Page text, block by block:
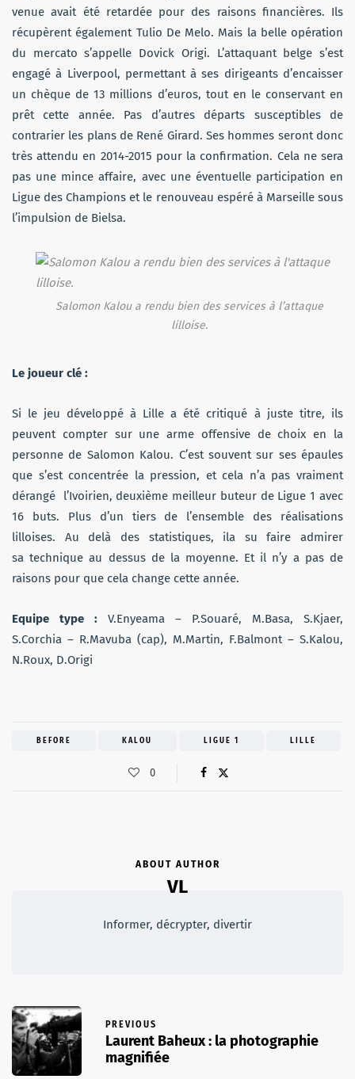
venue avait été retardée pour des raisons financières. Ils
récupèrent également Tulio De Melo. Mais la belle opération
du mercato s’appelle Dovick Origi. L’attaquant belge s’est
engagé à Liverpool, permettant à ses dirigeants d’encaisser
un chèque de 13 millions d’euros, tout en le conservant en
prêt cette année. Pas d’autres départs susceptibles de
contrarier les plans de René Girard. Ses hommes seront donc
très attendu en 2014-2015 pour la confirmation. Cela ne sera
pas une mince affaire, avec une éventuelle participation en
Ligue des Champions et le renouveau espéré à Marseille sous
l’impulsion de Bielsa.
Salomon Kalou a rendu bien des services à l’attaque
lilloise.
Le joueur clé :
Si le jeu développé à Lille a été critiqué à juste titre, ils
peuvent compter sur une arme offensive de choix en la
personne de Salomon Kalou. C’est souvent sur ses épaules
que s’est concentrée la pression, et cela n’a pas vraiment
dérangé l’Ivoirien, deuxième meilleur buteur de Ligue 1 avec
16 buts. Plus d’un tiers de l’ensemble des réalisations
lilloises. Au delà des statistiques, ila su faire admirer
sa technique au dessus de la moyenne. Et il n’y a pas de
raisons pour que cela change cette année.
Equipe type : V.Enyeama – P.Souaré, M.Basa, S.Kjaer,
S.Corchia – R.Mavuba (cap), M.Martin, F.Balmont – S.Kalou,
N.Roux, D.Origi
BEFORE KALOU LIGUE 1 LILLE
0
ABOUT AUTHOR
VL
Informer, décrypter, divertir
PREVIOUS
Laurent Baheux : la photographie
magnifiée